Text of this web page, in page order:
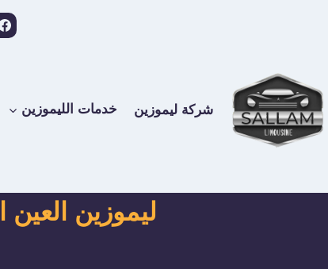
شركة ليموزين خدمات الليموزين